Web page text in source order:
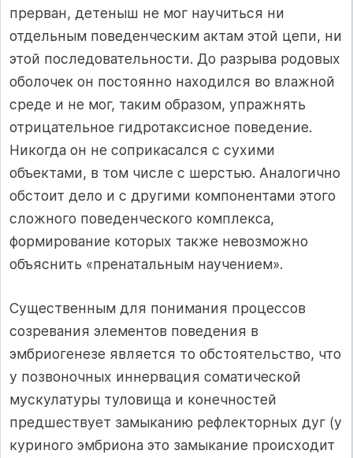
прерван, детеныш не мог научиться ни
отдельным поведенческим актам этой цепи, ни
этой последовательности. До разрыва родовых
оболочек он постоянно находился во влажной
среде и не мог, таким образом, упражнять
отрицательное гидротаксисное поведение.
Никогда он не соприкасался с сухими
объектами, в том числе с шерстью. Аналогично
обстоит дело и с другими компонентами этого
сложного поведенческого комплекса,
формирование которых также невозможно
объяснить «пренатальным научением».
Существенным для понимания процессов
созревания элементов поведения в
эмбриогенезе является то обстоятельство, что
у позвоночных иннервация соматической
мускулатуры туловища и конечностей
предшествует замыканию рефлекторных дуг (у
куриного эмбриона это замыкание происходит